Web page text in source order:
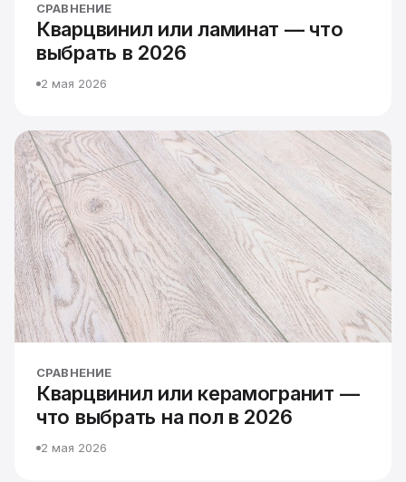
СРАВНЕНИЕ
Кварцвинил или ламинат — что
выбрать в 2026
2 мая 2026
СРАВНЕНИЕ
Кварцвинил или керамогранит —
что выбрать на пол в 2026
2 мая 2026